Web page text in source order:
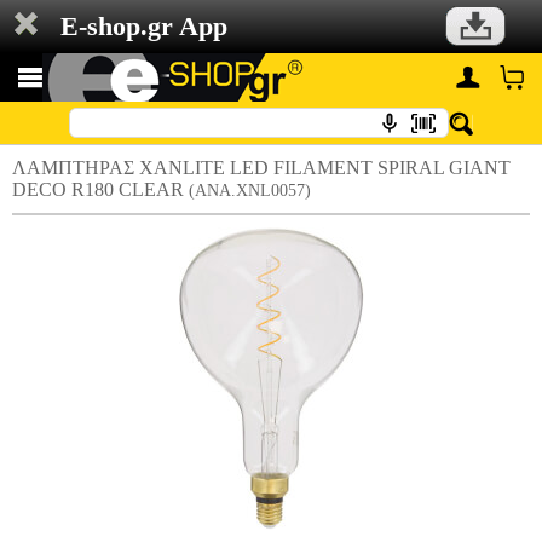
E-shop.gr App
ΛΑΜΠΤΗΡΑΣ XANLITE LED FILAMENT SPIRAL GIANT
DECO R180 CLEAR (ANA.XNL0057)